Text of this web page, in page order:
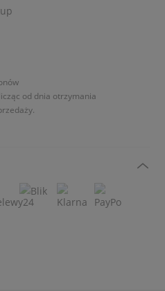
od dnia otrzymania